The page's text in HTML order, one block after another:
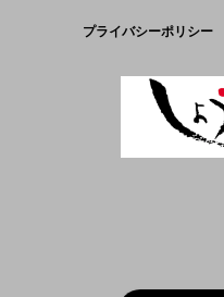
プライバシーポリシー